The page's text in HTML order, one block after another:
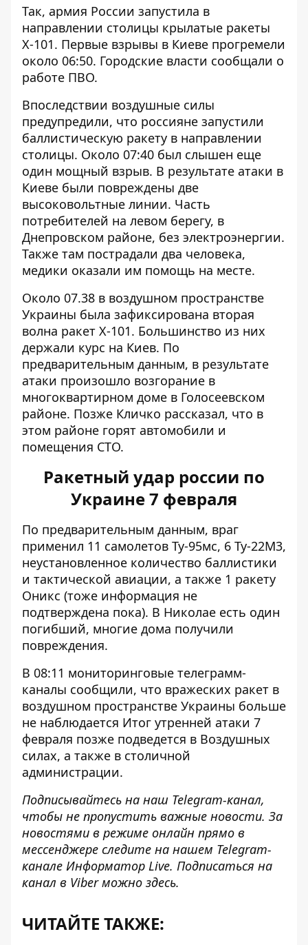
Так, армия России запустила в
направлении столицы крылатые ракеты
Х-101. Первые взрывы в Киеве прогремели
около 06:50. Городские власти сообщали о
работе ПВО.
Впоследствии воздушные силы
предупредили, что россияне запустили
баллистическую ракету в направлении
столицы. Около 07:40 был слышен еще
один мощный взрыв. В результате атаки в
Киеве были повреждены две
высоковольтные линии. Часть
потребителей на левом берегу, в
Днепровском районе, без электроэнергии.
Также там пострадали два человека,
медики оказали им помощь на месте.
Около 07.38 в воздушном пространстве
Украины была зафиксирована вторая
волна ракет Х-101. Большинство из них
держали курс на Киев. По
предварительным данным, в результате
атаки произошло возгорание в
многоквартирном доме в Голосеевском
районе. Позже Кличко рассказал, что в
этом районе горят автомобили и
помещения СТО.
Ракетный удар россии по
Украине 7 февраля
По предварительным данным, враг
применил 11 самолетов Ту-95мс, 6 Ту-22М3,
неустановленное количество баллистики
и тактической авиации, а также 1 ракету
Оникс (тоже информация не
подтверждена пока). В Николае есть один
погибший, многие дома получили
повреждения.
В 08:11 мониторинговые телеграмм-
каналы сообщили, что вражеских ракет в
воздушном пространстве Украины больше
не наблюдается Итог утренней атаки 7
февраля позже подведется в Воздушных
силах, а также в столичной
администрации.
Подписывайтесь на наш Telegram-канал,
чтобы не пропустить важные новости. За
новостями в режиме онлайн прямо в
мессенджере следите на нашем Telegram-
канале Информатор Live. Подписаться на
канал в Viber можно здесь.
ЧИТАЙТЕ ТАКЖЕ: